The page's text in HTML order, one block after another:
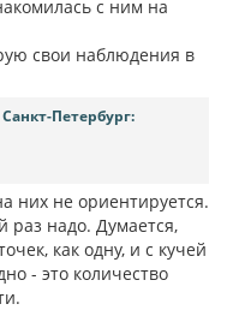
л
с ним на
свои наблюдения в
Петербург:
них не ориентируется.
раз надо. Думается,
как одну, и с кучей
- это количество